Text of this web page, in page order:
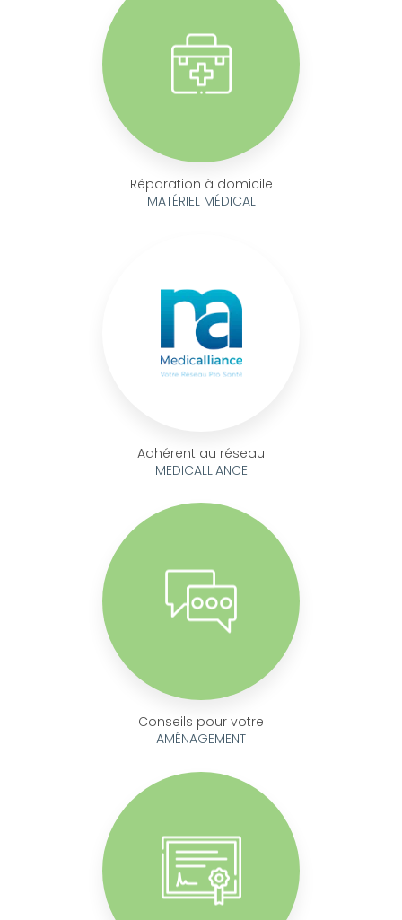
Réparation à domicile
MATÉRIEL MÉDICAL
Adhérent au réseau
MEDICALLIANCE
Conseils pour votre
AMÉNAGEMENT